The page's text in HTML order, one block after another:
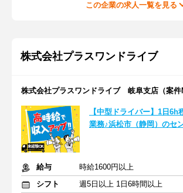
この企業の求人一覧を見る
株式会社プラスワンドライブ
株式会社プラスワンドライブ 岐阜支店（案件
【中型ドライバー】1日6h
業務♪浜松市（静岡）のセ
給与
時給1600円以上
シフト
週5日以上 1日6時間以上